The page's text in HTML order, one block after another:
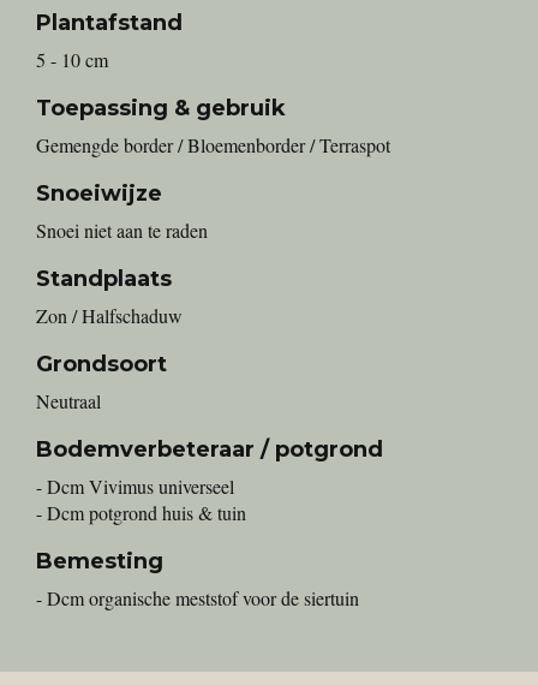
Plantafstand
5 - 10 cm
Toepassing & gebruik
Gemengde border / Bloemenborder / Terraspot
Snoeiwijze
Snoei niet aan te raden
Standplaats
Zon / Halfschaduw
Grondsoort
Neutraal
Bodemverbeteraar / potgrond
- Dcm Vivimus universeel
- Dcm potgrond huis & tuin
Bemesting
- Dcm organische meststof voor de siertuin